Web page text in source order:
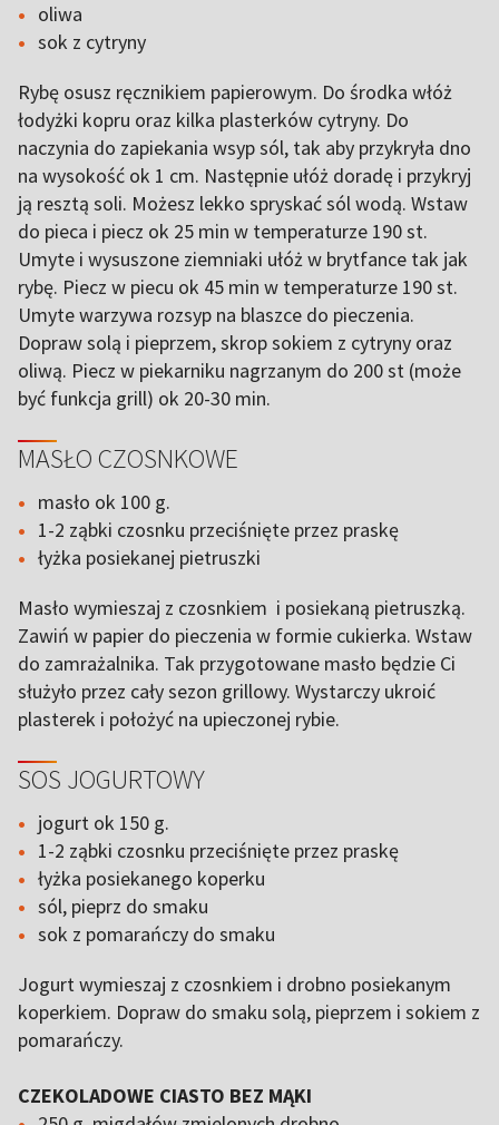
oliwa
sok z cytryny
Rybę osusz ręcznikiem papierowym. Do środka włóż
łodyżki kopru oraz kilka plasterków cytryny. Do
naczynia do zapiekania wsyp sól, tak aby przykryła dno
na wysokość ok 1 cm. Następnie ułóż doradę i przykryj
ją resztą soli. Możesz lekko spryskać sól wodą. Wstaw
do pieca i piecz ok 25 min w temperaturze 190 st.
Umyte i wysuszone ziemniaki ułóż w brytfance tak jak
rybę. Piecz w piecu ok 45 min w temperaturze 190 st.
Umyte warzywa rozsyp na blaszce do pieczenia.
Dopraw solą i pieprzem, skrop sokiem z cytryny oraz
oliwą. Piecz w piekarniku nagrzanym do 200 st (może
być funkcja grill) ok 20-30 min.
MASŁO CZOSNKOWE
masło ok 100 g.
1-2 ząbki czosnku przeciśnięte przez praskę
łyżka posiekanej pietruszki
Masło wymieszaj z czosnkiem i posiekaną pietruszką.
Zawiń w papier do pieczenia w formie cukierka. Wstaw
do zamrażalnika. Tak przygotowane masło będzie Ci
służyło przez cały sezon grillowy. Wystarczy ukroić
plasterek i położyć na upieczonej rybie.
SOS JOGURTOWY
jogurt ok 150 g.
1-2 ząbki czosnku przeciśnięte przez praskę
łyżka posiekanego koperku
sól, pieprz do smaku
sok z pomarańczy do smaku
Jogurt wymieszaj z czosnkiem i drobno posiekanym
koperkiem. Dopraw do smaku solą, pieprzem i sokiem z
pomarańczy.
CZEKOLADOWE CIASTO BEZ MĄKI